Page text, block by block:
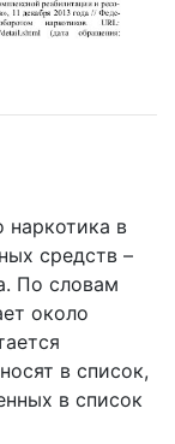
наркотика в
средств –
По словам
около
в список,
в список